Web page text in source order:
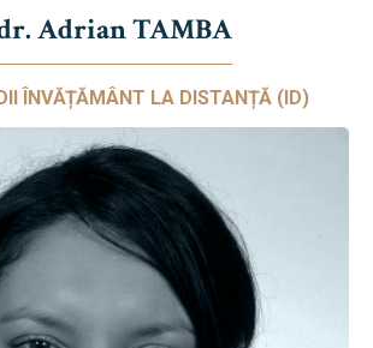
Adrian TAMBA
ÎNVĂȚĂMÂNT LA DISTANȚĂ (ID)